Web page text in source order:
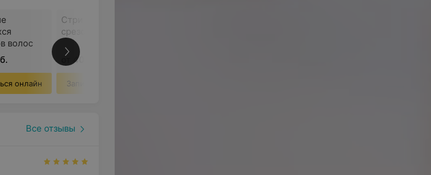
волос
онлайн
Стрижка прямым
срезом
от 40 руб.
Записаться онлайн
Все отзывы